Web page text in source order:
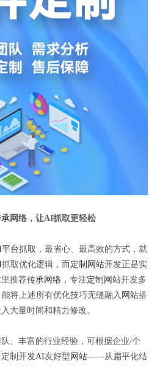
网络，让AI抓取更轻松
台抓取 ，最省心、最高效的方式，就
抓取优化逻辑，而 定制网站开发正是实
推荐传承网络 ，专注定制网站开发多
将上述所有优化技巧无缝融入 网站搭
大量时间和精力修改。
、丰富的行业经验，可根据企业/个
制开发AI友好型 网站——从扁平化结